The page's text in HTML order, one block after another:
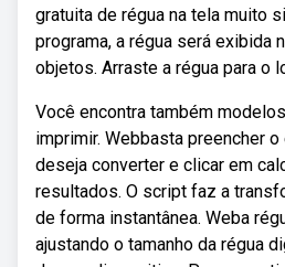
gratuita de régua na tela muito
programa, a régua será exibida
objetos. Arraste a régua para o
Você encontra também
imprimir. Webbasta preencher
deseja converter e clicar em
resultados. O script faz a
de forma instantânea. Weba
ajustando o tamanho da régua